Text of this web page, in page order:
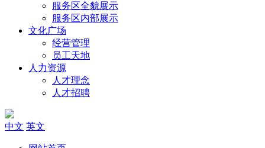
服务区全貌展示
服务区内部展示
文化广场
经营管理
员工天地
人力资源
人才理念
人才招聘
中文 英文